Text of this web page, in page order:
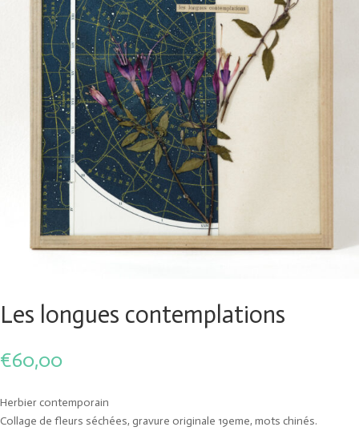
Les longues contemplations
€60,00
Herbier contemporain
Collage de fleurs séchées, gravure originale 19eme, mots chinés.